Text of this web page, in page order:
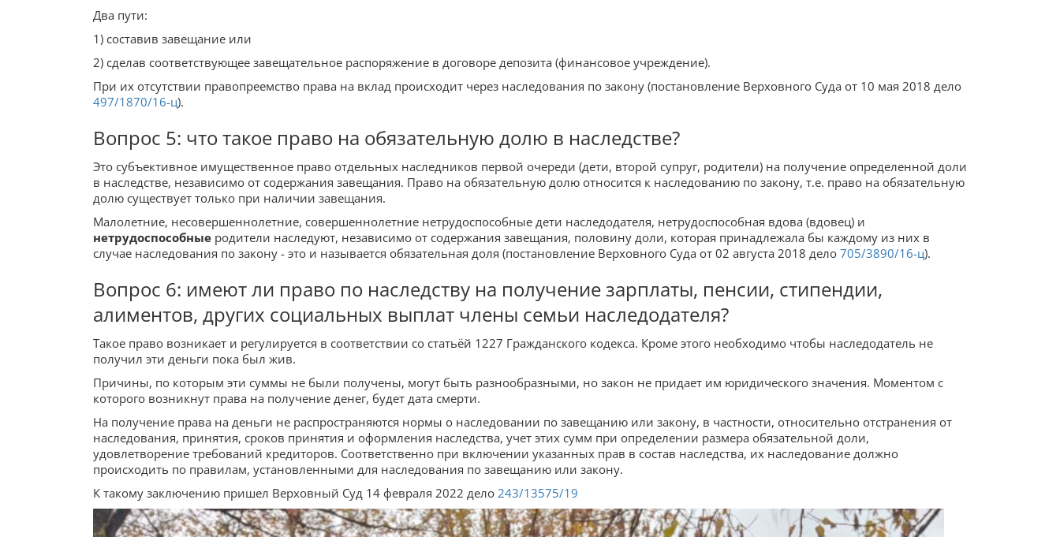
Два пути:
1) составив завещание или
2) сделав соответствующее завещательное распоряжение в договоре депозита (финансовое учреждение).
При их отсутствии правопреемство права на вклад происходит через наследования по закону (постановление Верховного Суда от 10 мая 2018 дело
497/1870/16-ц).
Вопрос 5: что такое право на обязательную долю в наследстве?
Это субъективное имущественное право отдельных наследников первой очереди (дети, второй супруг, родители) на получение определенной доли
в наследстве, независимо от содержания завещания. Право на обязательную долю относится к наследованию по закону, т.е. право на обязательную
долю существует только при наличии завещания.
Малолетние, несовершеннолетние, совершеннолетние нетрудоспособные дети наследодателя, нетрудоспособная вдова (вдовец) и
нетрудоспособные родители наследуют, независимо от содержания завещания, половину доли, которая принадлежала бы каждому из них в
случае наследования по закону - это и называется обязательная доля (постановление Верховного Суда от 02 августа 2018 дело 705/3890/16-ц).
Вопрос 6: имеют ли право по наследству на получение зарплаты, пенсии, стипендии,
алиментов, других социальных выплат члены семьи наследодателя?
Такое право возникает и регулируется в соответствии со статьёй 1227 Гражданского кодекса. Кроме этого необходимо чтобы наследодатель не
получил эти деньги пока был жив.
Причины, по которым эти суммы не были получены, могут быть разнообразными, но закон не придает им юридического значения. Моментом с
которого возникнут права на получение денег, будет дата смерти.
На получение права на деньги не распространяются нормы о наследовании по завещанию или закону, в частности, относительно отстранения от
наследования, принятия, сроков принятия и оформления наследства, учет этих сумм при определении размера обязательной доли,
удовлетворение требований кредиторов. Соответственно при включении указанных прав в состав наследства, их наследование должно
происходить по правилам, установленными для наследования по завещанию или закону.
К такому заключению пришел Верховный Суд 14 февраля 2022 дело 243/13575/19